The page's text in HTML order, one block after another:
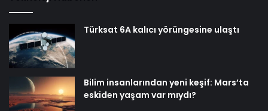
Türksat 6A kalıcı yörüngesine ulaştı
Bilim insanlarından yeni keşif: Mars’ta
eskiden yaşam var mıydı?